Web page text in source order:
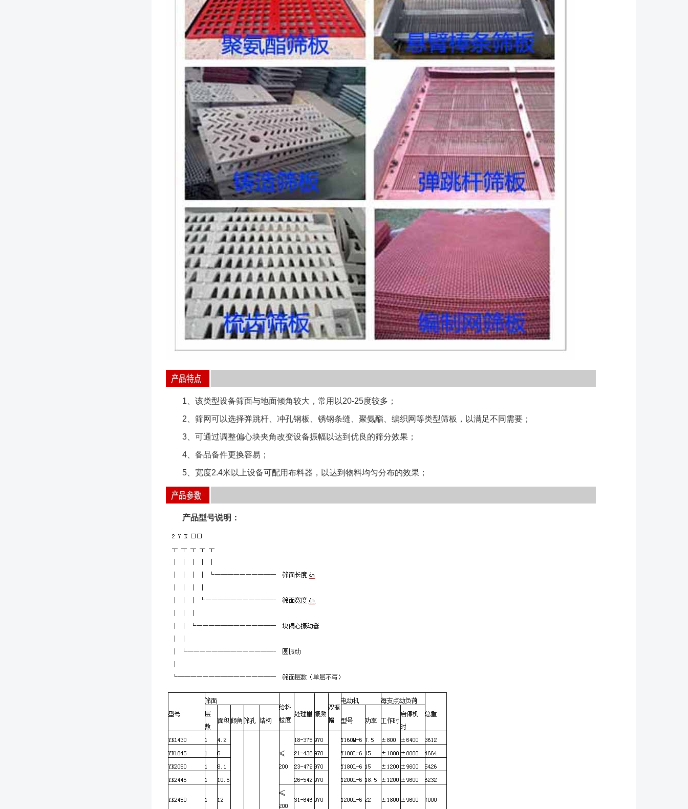
例行检查和每隔150小时运行的系统检查。 ●振动电机的维护细节
请参照振动电机使用说明书。 ●作为一般指导要求，设备每运行
150小时，必须检查所有螺栓的紧固性。对于某些筛板结构，需要更经
常的检查。 ●振动设备上紧固振动电机的安装螺栓均采用双螺母防
松措施，无须在螺母与部件之间装上热处理硬化的垫圈。 ●振动结
构和所有连接的可运行部件（例如，弹簧等），必须能够正常运行。振
动筛的任何部分均不应碰撞固定的部件（例如，溜槽，平台），也不应
在有聚集送料状态下进行工作。 ●要经常地检查筛板并及时地清理
粘附物料。要在发生完全失效之前进行修复或更换磨损的筛板模块或松
动的筛板模块以防止损坏其它筛机部件或其他相关设备。 ●及时更
换损坏的弹簧。除了处理不当或在弹簧圈中堆积物料之外，在正常情况
下，弹簧具有很长使用寿命，一个弹簧出现故障可表明整套弹簧接近了
使用期限。我们建议：如果发现一个弹簧有故障，那么，要更换在该支
承部位的整套弹簧。 ●在每次换筛板时，要检查侧板、横梁、筛板
支承轨（若有）和连接板。在任何情况下，均要至少每一个月检查筛板
1、该类型设备筛面与地面倾角较大，常用以20-25度较多；
2、筛网可以选择弹跳杆、冲孔钢板、锈钢条缝、聚氨酯、编织网等类型筛板，以满足不同需要；
3、可通过调整偏心块夹角改变设备振幅以达到优良的筛分效果；
4、备品备件更换容易；
5、宽度2.4米以上设备可配用布料器，以达到物料均匀分布的效果；
产品型号说明：